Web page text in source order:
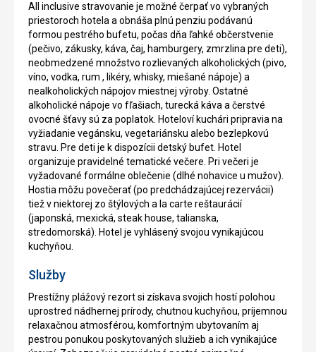
All inclusive stravovanie je možné čerpať vo vybraných
priestoroch hotela a obnáša plnú penziu podávanú
formou pestrého bufetu, počas dňa ľahké občerstvenie
(pečivo, zákusky, káva, čaj, hamburgery, zmrzlina pre deti),
neobmedzené množstvo rozlievaných alkoholických (pivo,
víno, vodka, rum , likéry, whisky, miešané nápoje) a
nealkoholických nápojov miestnej výroby. Ostatné
alkoholické nápoje vo fľašiach, turecká káva a čerstvé
ovocné šťavy sú za poplatok. Hoteloví kuchári pripravia na
vyžiadanie vegánsku, vegetariánsku alebo bezlepkovú
stravu. Pre deti je k dispozícii detský bufet. Hotel
organizuje pravidelné tematické večere. Pri večeri je
vyžadované formálne oblečenie (dlhé nohavice u mužov).
Hostia môžu povečerať (po predchádzajúcej rezervácii)
tiež v niektorej zo štýlových a la carte reštaurácií
(japonská, mexická, steak house, talianska,
stredomorská). Hotel je vyhlásený svojou vynikajúcou
kuchyňou.
Služby
Prestížny plážový rezort si získava svojich hostí polohou
uprostred nádhernej prírody, chutnou kuchyňou, príjemnou
relaxačnou atmosférou, komfortným ubytovaním aj
pestrou ponukou poskytovaných služieb a ich vynikajúce